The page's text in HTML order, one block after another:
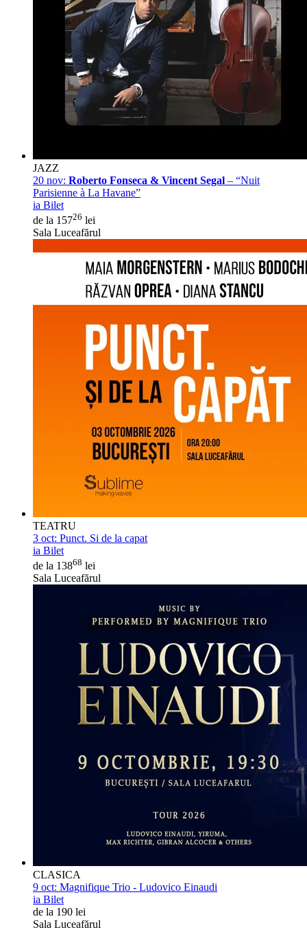
JAZZ
20 nov: Roberto Fonseca & Vincent Segal – “Nuit
Parisienne à La Havane”
ia Bilet
de la 15726 lei
Sala Luceafărul
TEATRU
3 oct: Punct. Si de la capat
ia Bilet
de la 13868 lei
Sala Luceafărul
CLASICA
9 oct: Magnifique Trio - Ludovico Einaudi
ia Bilet
de la 190 lei
Sala Luceafărul